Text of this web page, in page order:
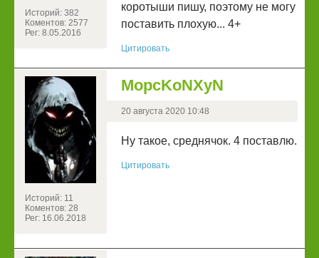
Историй: 382
Коментов: 2577
Рег: 8.05.2016
коротыши пишу, поэтому не могу
поставить плохую... 4+
Цитировать
Историй: 11
Коментов: 28
Рег: 16.06.2018
MopcKoNXyN
20 августа 2020 10:48
Ну такое, среднячок. 4 поставлю.
Цитировать